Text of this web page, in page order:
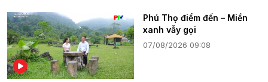
Phú Thọ điểm đến – Miền
xanh vẫy gọi
07/08/2026 09:08